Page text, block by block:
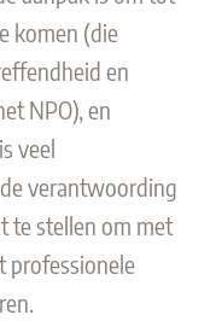
komen (die
en
NPO), en
veel
verantwoording
te stellen om met
professionele